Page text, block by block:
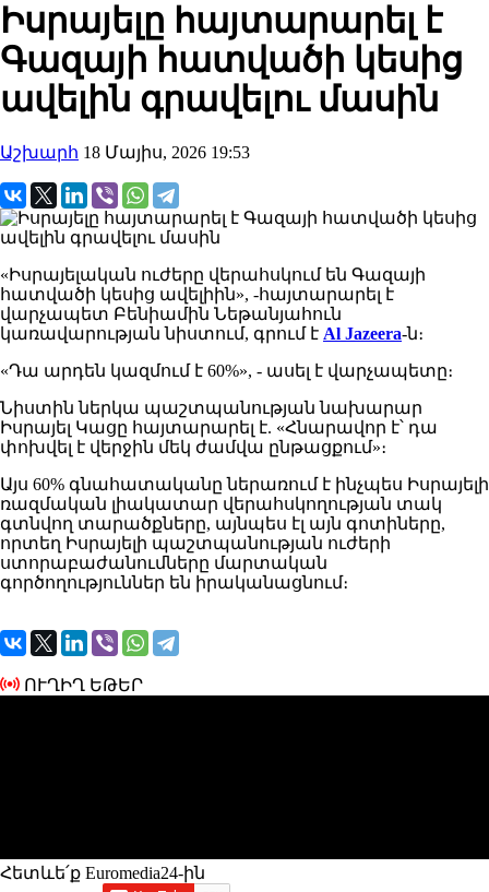
Իսրայելը հայտարարել է
Գազայի հատվածի կեսից
ավելին գրավելու մասին
Աշխարհ 18 Մայիս, 2026 19:53
«Իսրայելական ուժերը վերահսկում են Գազայի
հատվածի կեսից ավելիին», -հայտարարել է
վարչապետ Բենիամին Նեթանյահուն
կառավարության նիստում, գրում է Al Jazeera-ն։
«Դա արդեն կազմում է 60%», - ասել է վարչապետը։
Նիստին ներկա պաշտպանության նախարար
Իսրայել Կացը հայտարարել է. «Հնարավոր է՝ դա
փոխվել է վերջին մեկ ժամվա ընթացքում»։
Այս 60% գնահատականը ներառում է ինչպես Իսրայելի
ռազմական լիակատար վերահսկողության տակ
գտնվող տարածքները, այնպես էլ այն գոտիները,
որտեղ Իսրայելի պաշտպանության ուժերի
ստորաբաժանումները մարտական ​​
գործողություններ են իրականացնում։
ՈՒՂԻՂ ԵԹԵՐ
Հետևե՛ք Euromedia24-ին